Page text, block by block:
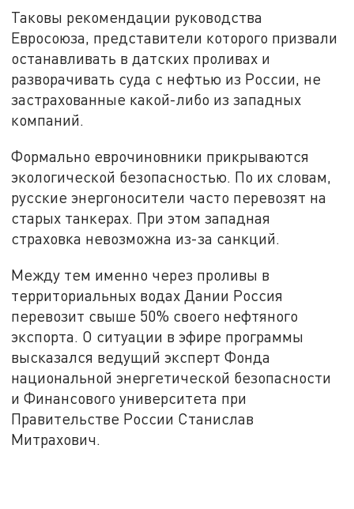
Таковы рекомендации руководства
Евросоюза, представители которого призвали
останавливать в датских проливах и
разворачивать суда с нефтью из России, не
застрахованные какой-либо из западных
компаний.
Формально еврочиновники прикрываются
экологической безопасностью. По их словам,
русские энергоносители часто перевозят на
старых танкерах. При этом западная
страховка невозможна из-за санкций.
Между тем именно через проливы в
территориальных водах Дании Россия
перевозит свыше 50% своего нефтяного
экспорта. О ситуации в эфире программы
высказался ведущий эксперт Фонда
национальной энергетической безопасности
и Финансового университета при
Правительстве России Станислав
Митрахович.